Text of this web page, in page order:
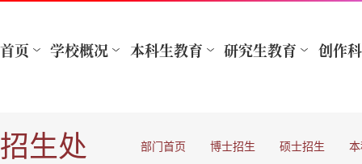
招生处 部门首页 博士招生 硕士招生